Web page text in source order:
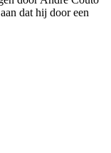
dat hij door een